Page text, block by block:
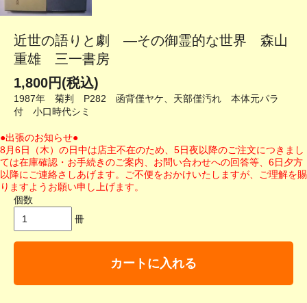
近世の語りと劇 ―その御霊的な世界 森山
重雄 三一書房
1,800円(税込)
1987年 菊判 P282 函背僅ヤケ、天部僅汚れ 本体元パラ
付 小口時代シミ
●出張のお知らせ●
8月6日（木）の日中は店主不在のため、5日夜以降のご注文につきまし
ては在庫確認・お手続きのご案内、お問い合わせへの回答等、6日夕方
以降にご連絡さしあげます。ご不便をおかけいたしますが、ご理解を賜
りますようお願い申し上げます。
個数
冊
カートに入れる